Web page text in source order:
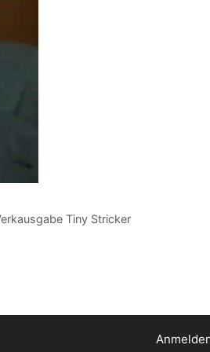
Tiny Stricker